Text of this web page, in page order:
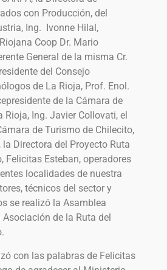
con Producción, del
Ing. Ivonne Hilal,
Coop Dr. Mario
General de la misma Cr.
del Consejo
de La Rioja, Prof. Enol.
de la Cámara de
Rioja, Ing. Javier Collovati, el
de Turismo de Chilecito,
Directora del Proyecto Ruta
Felicitas Esteban, operadores
localidades de nuestra
técnicos del sector y
se realizó la Asamblea
de la Ruta del
con las palabras de Felicitas